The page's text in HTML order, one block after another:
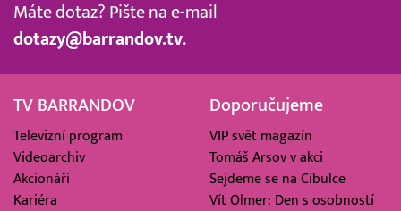
Máte dotaz? Pište na e-mail
dotazy@barrandov.tv.
TV BARRANDOV
Televizní program
Videoarchiv
Akcionáři
Kariéra
Doporučujeme
VIP svět magazín
Tomáš Arsov v akci
Sejdeme se na Cibulce
Vít Olmer: Den s osobností